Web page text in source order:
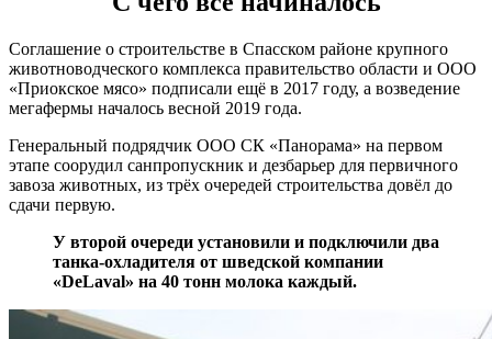
Соглашение о строительстве в Спасском районе крупного
животноводческого комплекса правительство области и ООО
«Приокское мясо» подписали ещё в 2017 году, а возведение
мегафермы началось весной 2019 года.
Генеральный подрядчик ООО СК «Панорама» на первом
этапе соорудил санпропускник и дезбарьер для первичного
завоза животных, из трёх очередей строительства довёл до
сдачи первую.
У второй очереди установили и подключили два
танка-охладителя от шведской компании
«DeLaval» на 40 тонн молока каждый.